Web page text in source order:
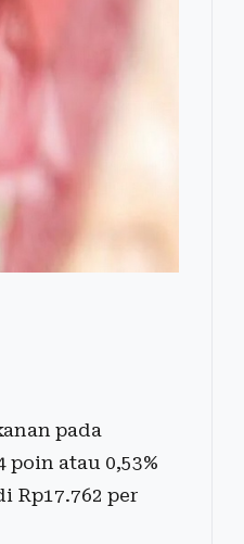
pada
atau 0,53%
Rp17.762 per